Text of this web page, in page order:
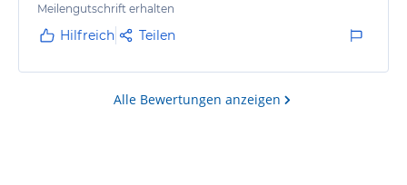
Meilengutschrift erhalten
Hilfreich Teilen
Alle Bewertungen anzeigen